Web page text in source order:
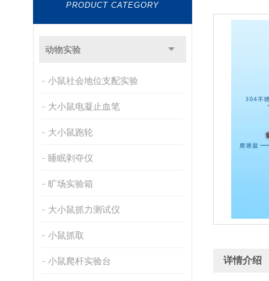
PRODUCT CATEGORY
动物实验
小鼠社会地位支配实验
大小鼠电凝止血笔
大小鼠跑轮
睡眠剥夺仪
旷场实验箱
大小鼠抓力测试仪
小鼠抓取
小鼠爬杆实验台 详情介绍